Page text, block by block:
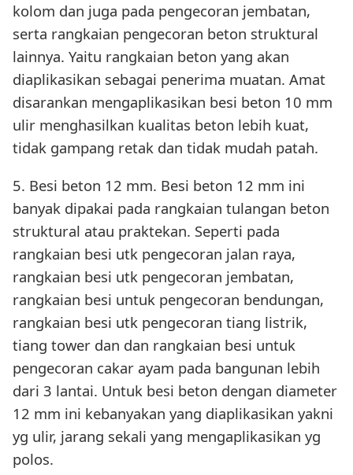
kolom dan juga pada pengecoran jembatan,
serta rangkaian pengecoran beton struktural
lainnya. Yaitu rangkaian beton yang akan
diaplikasikan sebagai penerima muatan. Amat
disarankan mengaplikasikan besi beton 10 mm
ulir menghasilkan kualitas beton lebih kuat,
tidak gampang retak dan tidak mudah patah.
5. Besi beton 12 mm. Besi beton 12 mm ini
banyak dipakai pada rangkaian tulangan beton
struktural atau praktekan. Seperti pada
rangkaian besi utk pengecoran jalan raya,
rangkaian besi utk pengecoran jembatan,
rangkaian besi untuk pengecoran bendungan,
rangkaian besi utk pengecoran tiang listrik,
tiang tower dan dan rangkaian besi untuk
pengecoran cakar ayam pada bangunan lebih
dari 3 lantai. Untuk besi beton dengan diameter
12 mm ini kebanyakan yang diaplikasikan yakni
yg ulir, jarang sekali yang mengaplikasikan yg
polos.